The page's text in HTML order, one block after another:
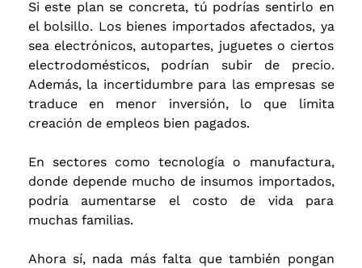
Si este plan se concreta, tú podrías sentirlo en
el bolsillo. Los bienes importados afectados, ya
sea electrónicos, autopartes, juguetes o ciertos
electrodomésticos, podrían subir de precio.
Además, la incertidumbre para las empresas se
traduce en menor inversión, lo que limita
creación de empleos bien pagados.
En sectores como tecnología o manufactura,
donde depende mucho de insumos importados,
podría aumentarse el costo de vida para
muchas familias.
Ahora sí, nada más falta que también pongan